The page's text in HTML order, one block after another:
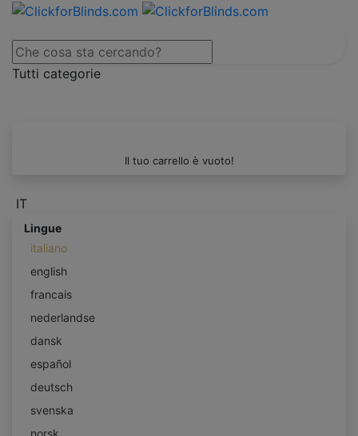
Tutti categorie
Il tuo carrello è vuoto!
IT
Lingue
italiano
english
francais
nederlandse
dansk
español
deutsch
svenska
norsk